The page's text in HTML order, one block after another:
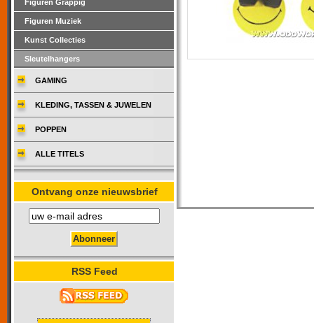
Figuren Grappig
Figuren Muziek
Kunst Collecties
Sleutelhangers
GAMING
KLEDING, TASSEN & JUWELEN
POPPEN
ALLE TITELS
Ontvang onze nieuwsbrief
RSS Feed